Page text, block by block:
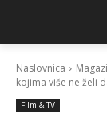
Naslovnica
kojima više ne želi
Film & TV